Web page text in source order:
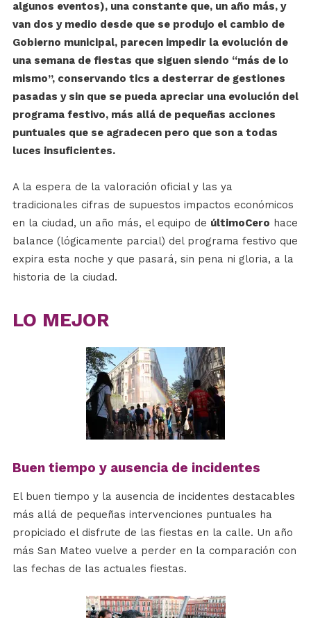
algunos eventos), una constante que, un año más, y
van dos y medio desde que se produjo el cambio de
Gobierno municipal, parecen impedir la evolución de
una semana de fiestas que siguen siendo “más de lo
mismo”, conservando tics a desterrar de gestiones
pasadas y sin que se pueda apreciar una evolución del
programa festivo, más allá de pequeñas acciones
puntuales que se agradecen pero que son a todas
luces insuficientes.
A la espera de la valoración oficial y las ya
tradicionales cifras de supuestos impactos económicos
en la ciudad, un año más, el equipo de últimoCero hace
balance (lógicamente parcial) del programa festivo que
expira esta noche y que pasará, sin pena ni gloria, a la
historia de la ciudad.
LO MEJOR
Buen tiempo y ausencia de incidentes
El buen tiempo y la ausencia de incidentes destacables
más allá de pequeñas intervenciones puntuales ha
propiciado el disfrute de las fiestas en la calle. Un año
más San Mateo vuelve a perder en la comparación con
las fechas de las actuales fiestas.